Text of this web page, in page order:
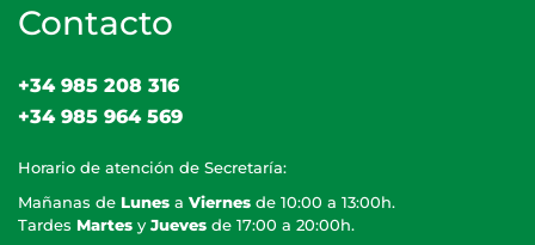
Contacto
+34 985 208 316
+34 985 964 569
Horario de atención de Secretaría:
Mañanas de Lunes a Viernes de 10:00 a 13:00h.
Tardes Martes y Jueves de 17:00 a 20:00h.